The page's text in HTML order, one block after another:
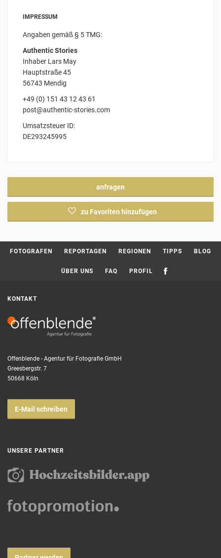
IMPRESSUM
Angaben gemäß § 5 TMG:
Authentic Stories
Inhaber Lars May
Hauptstraße 45
56743 Mendig
+49 (0) 151 43 12 43 61
post@authentic-stories.com
Umsatzsteuer ID:
DE293245995
anfragen
zu Favoriten hinzufügen
FOTOGRAFEN REPORTAGEN REGIONEN TIPPS BLOG
ÜBER UNS FAQ PROFIL
KONTAKT
Offenblende - Agentur für Fotografie GmbH
Greesbergstr. 7
50668 Köln
E-Mail schreiben
UNSERE PARTNER